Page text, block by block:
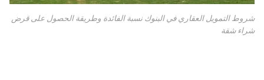
شروط التمويل العقاري في البنوك نسبة الفائدة وطريقة الحصول على قرض
شراء شقة